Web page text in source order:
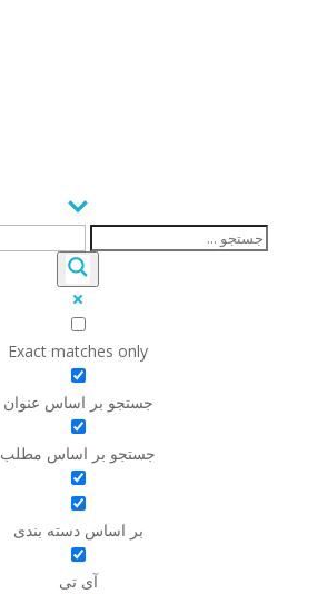
Exact matches only
جستجو بر اساس عنوان
جستجو بر اساس مطلب
بر اساس دسته بندی
آی تی